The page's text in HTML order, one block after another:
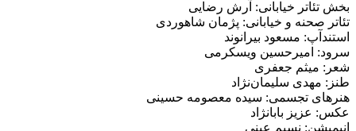
بخش تئاتر خیابانی: آرش رضایی
تئاتر صحنه و خیابانی: پژمان شاهوردی
استندآپ: مسعود بیرانوند
سرود: امیرحسین ویسکرمی
شعر: میثم جعفری
طنز: مهدی سلیمان‌نژاد
هنرهای تجسمی: سیده معصومه حسینی
عکس: عزیز بابانژاد
انیمیشن: نسیم عینی